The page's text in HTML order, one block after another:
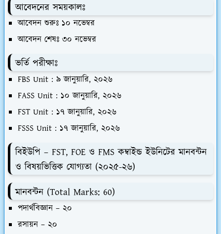
আবেদনের সময়কালঃ
আবেদন শুরুঃ ১০ নভেম্বর
আবেদন শেষঃ ৩০ নভেম্বর
ভর্তি পরীক্ষাঃ
FBS Unit : ৯ জানুয়ারি, ২০২৬
FASS Unit : ১০ জানুয়ারি, ২০২৬
FST Unit : ১৭ জানুয়ারি, ২০২৬
FSSS Unit : ১৭ জানুয়ারি, ২০২৬
বিইউপি – FST, FOE ও FMS কম্বাইন্ড ইউনিটের মানবন্টন
ও বিষয়ভিত্তিক যোগ্যতা (২০২৫-২৬)
মানবন্টন (Total Marks: 60)
পদার্থবিজ্ঞান – ২০
রসায়ন – ২০